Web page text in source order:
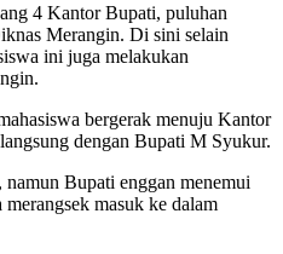
4 Kantor Bupati, puluhan
Merangin. Di sini selain
ini juga melakukan
bergerak menuju Kantor
dengan Bupati M Syukur.
Bupati enggan menemui
masuk ke dalam